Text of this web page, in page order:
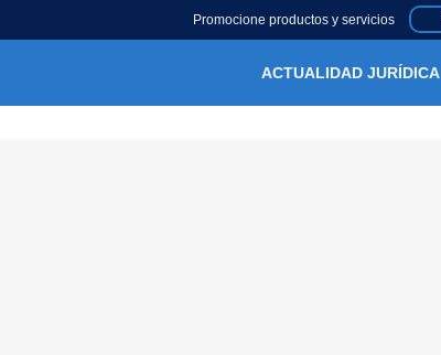
Promocione productos y servicios
ACTUALIDAD JURÍDICA